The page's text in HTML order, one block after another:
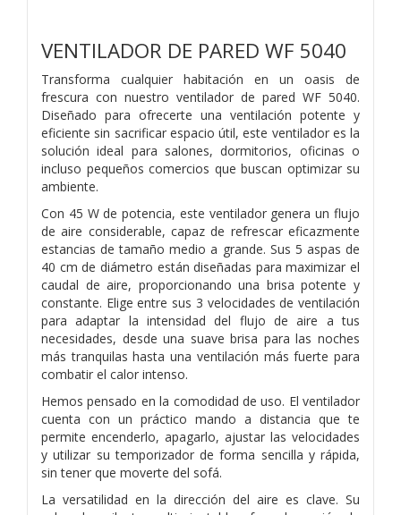
VENTILADOR DE PARED WF 5040
Transforma cualquier habitación en un oasis de
frescura con nuestro ventilador de pared WF 5040.
Diseñado para ofrecerte una ventilación potente y
eficiente sin sacrificar espacio útil, este ventilador es la
solución ideal para salones, dormitorios, oficinas o
incluso pequeños comercios que buscan optimizar su
ambiente.
Con 45 W de potencia, este ventilador genera un flujo
de aire considerable, capaz de refrescar eficazmente
estancias de tamaño medio a grande. Sus 5 aspas de
40 cm de diámetro están diseñadas para maximizar el
caudal de aire, proporcionando una brisa potente y
constante. Elige entre sus 3 velocidades de ventilación
para adaptar la intensidad del flujo de aire a tus
necesidades, desde una suave brisa para las noches
más tranquilas hasta una ventilación más fuerte para
combatir el calor intenso.
Hemos pensado en la comodidad de uso. El ventilador
cuenta con un práctico mando a distancia que te
permite encenderlo, apagarlo, ajustar las velocidades
y utilizar su temporizador de forma sencilla y rápida,
sin tener que moverte del sofá.
La versatilidad en la dirección del aire es clave. Su